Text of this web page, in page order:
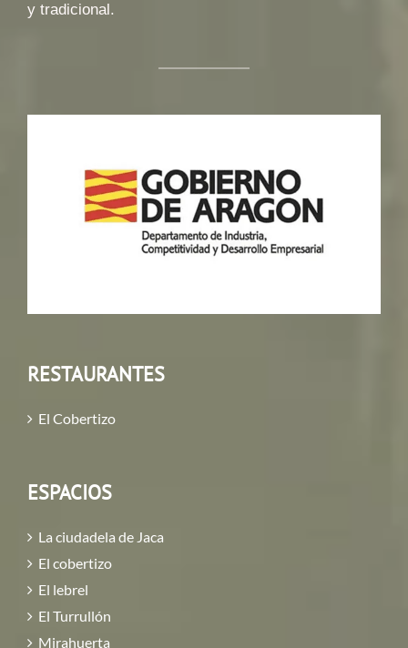
y tradicional.
RESTAURANTES
El Cobertizo
ESPACIOS
La ciudadela de Jaca
El cobertizo
El lebrel
El Turrullón
Mirahuerta